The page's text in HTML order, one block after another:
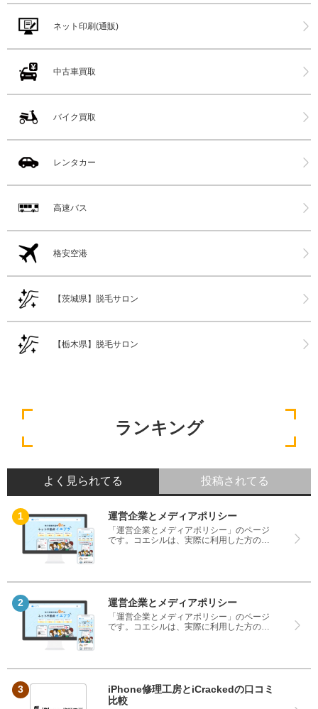
ネット印刷(通販)
中古車買取
バイク買取
レンタカー
高速バス
格安空港
【茨城県】脱毛サロン
【栃木県】脱毛サロン
ランキング
よく見られてる 投稿されてる
運営企業とメディアポリシー
「運営企業とメディアポリシー」のページ
です。コエシルは、実際に利用した方の口
なく、悪い口コミもしっかり掲載している
さい。
運営企業とメディアポリシー
「運営企業とメディアポリシー」のページ
です。コエシルは、実際に利用した方の口
なく、悪い口コミもしっかり掲載している
さい。
iPhone修理工房とiCrackedの口コミ
比較